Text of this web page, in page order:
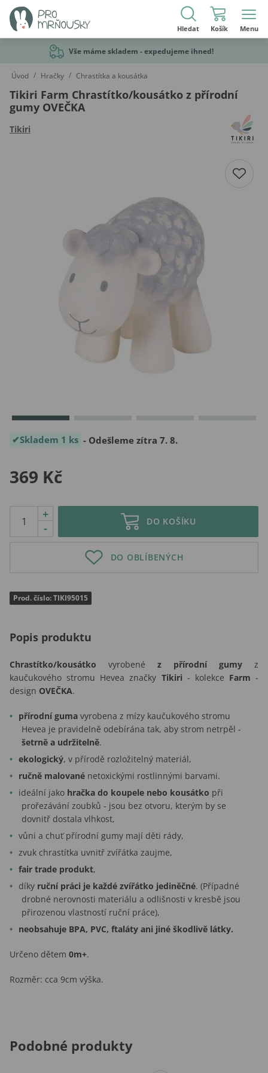
Hledat Košík Menu
Vše máme skladem - expedujeme ihned!
Úvod / Hračky / Chrastítka a kousátka
Tikiri Farm Chrastítko/kousátko z přírodní
gumy OVEČKA
Tikiri
Skladem 1 ks - Odešleme zítra 7. 8.
369 Kč
-
+
DO KOŠÍKU
DO OBLÍBENÝCH
Prod. číslo: TIKI95015
Popis produktu
Chrastítko/kousátko vyrobené z přírodní gumy z
kaučukového stromu Hevea značky Tikiri - kolekce Farm -
design OVEČKA.
přírodní guma vyrobena z mízy kaučukového stromu
Hevea je pravidelně odebírána tak, aby strom netrpěl -
šetrně a udržitelně.
ekologický, v přírodě rozložitelný materiál,
ručně malované netoxickými rostlinnými barvami.
ideální jako hračka do koupele nebo kousátko při
prořezávání zoubků - jsou bez otvoru, kterým by se
dovnitř dostala vlhkost,
vůni a chuť přírodní gumy mají děti rády,
zvuk chrastítka uvnitř zvířátka zaujme,
fair trade produkt,
díky ruční práci je každé zvířátko jediněčné. (Případné
drobné nerovnosti materiálu a odlišnosti v kresbě jsou
přirozenou vlastností ruční práce),
neobsahuje BPA, PVC, ftaláty ani jiné škodlivě látky.
Určeno dětem 0m+.
Rozměr: cca 9cm výška.
Podobné produkty